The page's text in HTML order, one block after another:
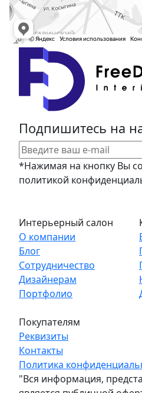
Интерьерный салон
О компании
Блог
Сотрудничество
Дизайнерам
Портфолио
Покупателям
Реквизиты
Контакты
Подпишитесь на
*Нажимая на кнопку Вы
политикой
Политика
"Вся информация,